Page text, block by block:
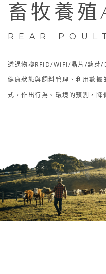
畜牧養殖
REAR
透過物聯RFID/WIFI/晶片/藍芽/
健康狀態與飼料管理、利用數
式，作出行為、環境的預測，降